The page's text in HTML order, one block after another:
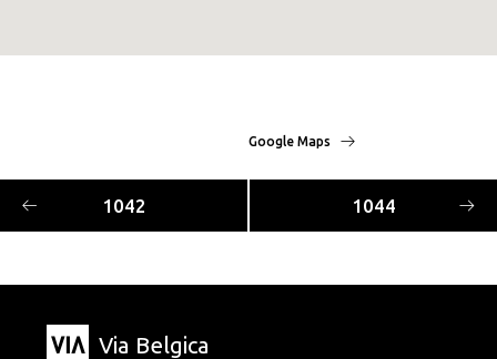
Google Maps
1042 1044
Via Belgica